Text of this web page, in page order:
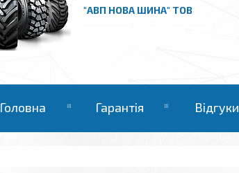
"АВП НОВА ШИНА" ТОВ
Головна Гарантія Відгуки